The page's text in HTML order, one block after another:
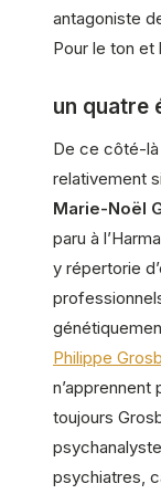
antagoniste
Pour le ton et
un quatre
De ce côté-là
relativement
Marie-Noël
paru à
y répertorie
Philippe
toujours
psychiatres,